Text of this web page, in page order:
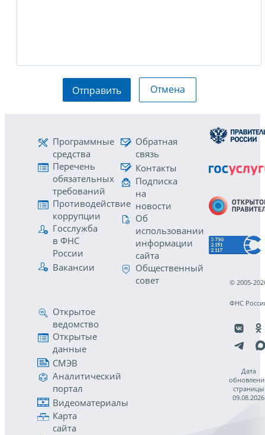
Отправить Отмена
Программные
средства
Перечень
обязательных
требований
Противодействие
коррупции
Госслужба
в ФНС
России
Вакансии
Обратная
связь
Контакты
Подписка
на
новости
Об
использовании
информации
сайта
Общественный
совет
Открытое
ведомство
Открытые
данные
СМЭВ
Аналитический
портал
Видеоматериалы
Карта
сайта
© 2005-
ФНС
Дата
страницы
09.08.2026